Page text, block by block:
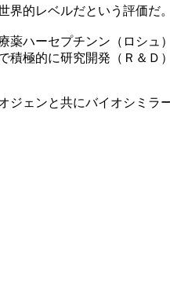
的レベルだという評価だ。
薬ハーセプチンン（ロシュ
極的に研究開発（Ｒ＆Ｄ
ェンと共にバイオシミラ